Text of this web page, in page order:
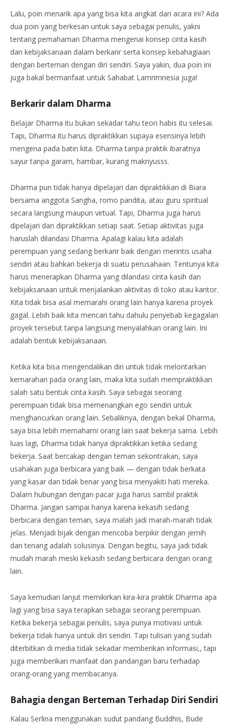
Lalu, poin menarik apa yang bisa kita angkat dari acara ini? Ada
dua poin yang berkesan untuk saya sebagai penulis, yakni
tentang pemahaman Dharma mengenai konsep cinta kasih
dan kebijaksanaan dalam berkarir serta konsep kebahagiaan
dengan berteman dengan diri sendiri. Saya yakin, dua poin ini
juga bakal bermanfaat untuk Sahabat Lamrimnesia juga!
Berkarir dalam Dharma
Belajar Dharma itu bukan sekadar tahu teori habis itu selesai.
Tapi, Dharma itu harus dipraktikkan supaya esensinya lebih
mengena pada batin kita. Dharma tanpa praktik ibaratnya
sayur tanpa garam, hambar, kurang maknyusss.
Dharma pun tidak hanya dipelajari dan dipraktikkan di Biara
bersama anggota Sangha, romo pandita, atau guru spiritual
secara langsung maupun virtual. Tapi, Dharma juga harus
dipelajari dan dipraktikkan setiap saat. Setiap aktivitas juga
haruslah dilandasi Dharma. Apalagi kalau kita adalah
perempuan yang sedang berkarir baik dengan merintis usaha
sendiri atau bahkan bekerja di suatu perusahaan. Tentunya kita
harus menerapkan Dharma yang dilandasi cinta kasih dan
kebijaksanaan untuk menjalankan aktivitas di toko atau kantor.
Kita tidak bisa asal memarahi orang lain hanya karena proyek
gagal. Lebih baik kita mencari tahu dahulu penyebab kegagalan
proyek tersebut tanpa langsung menyalahkan orang lain. Ini
adalah bentuk kebijaksanaan.
Ketika kita bisa mengendalikan diri untuk tidak melontarkan
kemarahan pada orang lain, maka kita sudah mempraktikkan
salah satu bentuk cinta kasih. Saya sebagai seorang
perempuan tidak bisa memenangkan ego sendiri untuk
menghancurkan orang lain. Sebaliknya, dengan bekal Dharma,
saya bisa lebih memahami orang lain saat bekerja sama. Lebih
luas lagi, Dharma tidak hanya dipraktikkan ketika sedang
bekerja. Saat bercakap dengan teman sekontrakan, saya
usahakan juga berbicara yang baik — dengan tidak berkata
yang kasar dan tidak benar yang bisa menyakiti hati mereka.
Dalam hubungan dengan pacar juga harus sambil praktik
Dharma. Jangan sampai hanya karena kekasih sedang
berbicara dengan teman, saya malah jadi marah-marah tidak
jelas. Menjadi bijak dengan mencoba berpikir dengan jernih
dan tenang adalah solusinya. Dengan begitu, saya jadi tidak
mudah marah meski kekasih sedang berbicara dengan orang
lain.
Saya kemudian lanjut memikirkan kira-kira praktik Dharma apa
lagi yang bisa saya terapkan sebagai seorang perempuan.
Ketika bekerja sebagai penulis, saya punya motivasi untuk
bekerja tidak hanya untuk diri sendiri. Tapi tulisan yang sudah
diterbitkan di media tidak sekadar memberikan informasi,, tapi
juga memberikan manfaat dan pandangan baru terhadap
orang-orang yang membacanya.
Bahagia dengan Berteman Terhadap Diri Sendiri
Kalau Serlina menggunakan sudut pandang Buddhis, Bude